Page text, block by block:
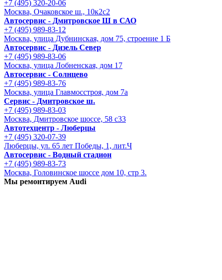
+7 (495) 320-20-06
Москва, Очаковское ш., 10к2с2
Автосервис - Дмитровское Ш в САО
+7 (495) 989-83-12
Москва, улица Дубнинская, дом 75, строение 1 Б
Автосервис - Дизель Север
+7 (495) 989-83-06
Москва, улица Лобненская, дом 17
Автосервис - Солнцево
+7 (495) 989-83-76
Москва, улица Главмосстроя, дом 7а
Сервис - Дмитровское ш.
+7 (495) 989-83-03
Москва, Дмитровское шоссе, 58 с33
Автотехцентр - Люберцы
+7 (495) 320-07-39
Люберцы, ул. 65 лет Победы, 1, лит.Ч
Автосервис - Водный стадион
+7 (495) 989-83-73
Москва, Головинское шоссе дом 10, стр 3.
Мы ремонтируем Audi